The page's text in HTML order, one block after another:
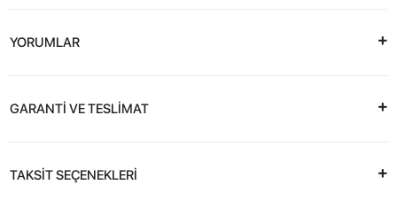
YORUMLAR
GARANTİ VE TESLİMAT
TAKSİT SEÇENEKLERİ